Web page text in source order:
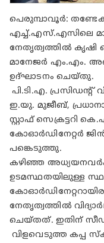
പെരുമ്പാവൂര്‍:
എച്ച്.എസ്.എസിലെ
നേതൃത്വത്തില്‍ കൃഷി
മാനേജര്‍ എം.എം.
ഉദ്ഘാടനം ചെയ്തു.
പി.ടി.എ.
ഇ.യു. മുജീബ്,
സ്റ്റാഫ് സെക്രട്ടറി
കോഓര്‍ഡിനേറ്റര്‍
പങ്കെടുത്തു.
കഴിഞ്ഞ
ഉടമസ്ഥതയിലുള്ള
നേതൃത്വത്തില്‍
ചെയ്തത്. ഇതിന്
വിളവെടുത്ത കപ്പ